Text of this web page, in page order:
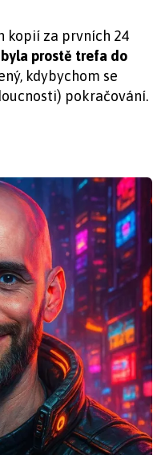
kopií za prvních 24
prostě trefa do
kdybychom se
pokračování.